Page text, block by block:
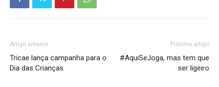
Artigo anterior
Tricae lança campanha para o
Dia das Crianças
Próximo artigo
#AquiSeJoga, mas tem que
ser ligeiro